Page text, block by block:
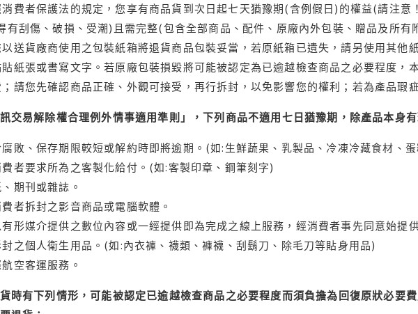
費者保護法的規定，您享有商品貨到次日起七天猶豫期(含例假日)的權益(請注
有刮傷、破損、受潮)且需完整(包含全部商品、配件、原廠內外包裝、贈品及所有
送貨廠商使用之包裝紙箱將退貨商品包裝妥當，若原紙箱已遺失，請另使用其他
貼紙張或書寫文字。若原廠包裝損毀將可能被認定為已逾越檢查商品之必要程度
請您先確認商品正確、外觀可接受，再行拆封，以免影響您的權利；若為產品瑕
交易解除權合理例外情事適用準則」，下列商品不適用七日猶豫期，除產品本身
敗、保存期限較短或解約時即將逾期。(如:生鮮蔬果、乳製品、冷凍冷藏食材、
者要求所為之客製化給付。(如:客製印章、鋼筆刻字)
期刊或雜誌。
者拆封之影音商品或電腦軟體。
形媒介提供之數位內容或一經提供即為完成之線上服務，經消費者事先同意始提
封之個人衛生用品。(如:內衣褲、襪類、褲襪、刮鬍刀、除毛刀等貼身用品)
空客運服務。
時有下列情形，可能被認定已逾越檢查商品之必要程度而須負擔為回復原狀必要